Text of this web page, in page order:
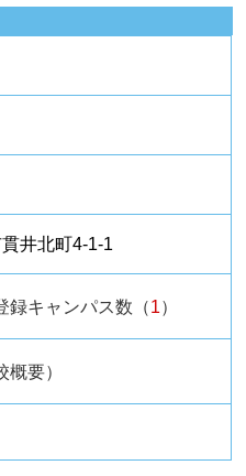
井北町4-1-1
録キャンパス数（1）
概要）